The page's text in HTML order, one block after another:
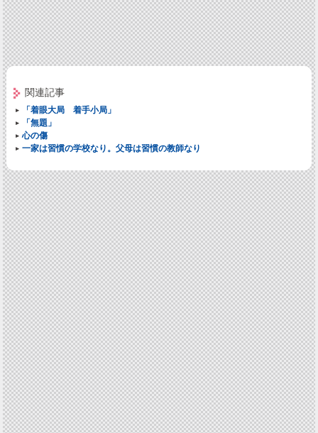
関連記事
「着眼大局 着手小局」
「無題」
心の傷
一家は習慣の学校なり。父母は習慣の教師なり